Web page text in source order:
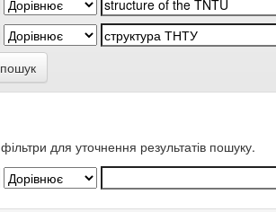
для уточнення результатів пошуку.